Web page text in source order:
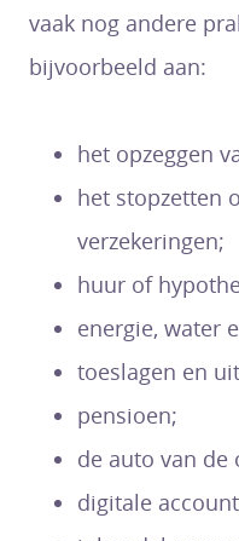
vaak nog andere
bijvoorbeeld aan:
het opzeggen
het stopzetten
verzekeringen;
huur of
energie, water
toeslagen en
pensioen;
de auto van de
digitale